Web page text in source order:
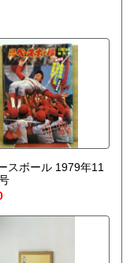
定のサービスもぜひ
スボール 1979年11